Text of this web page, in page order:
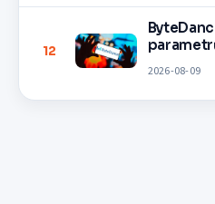
12
2026-08-09